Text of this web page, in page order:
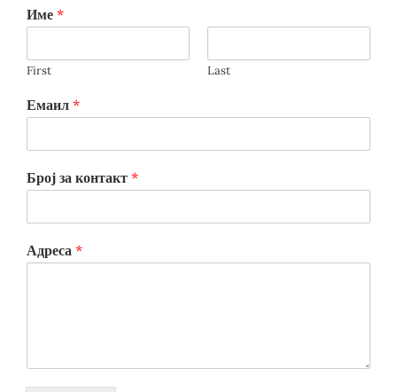
Име *
First Last
Емаил *
Број за контакт *
Адреса *